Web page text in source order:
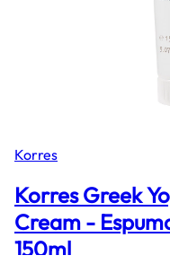
Korres
Korres Greek
Cream -
150ml